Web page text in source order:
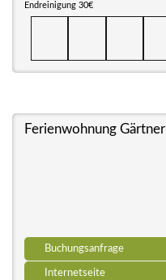
Endreinigung 30€
Ferienwohnung Gärtner
Buchungsanfrage
Internetseite